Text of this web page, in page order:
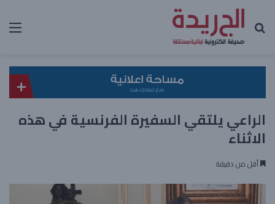
بحث عن
الراعي يلتقي السفيرة الفرنسية في هذه
الاثناء
أقل من دقيقة